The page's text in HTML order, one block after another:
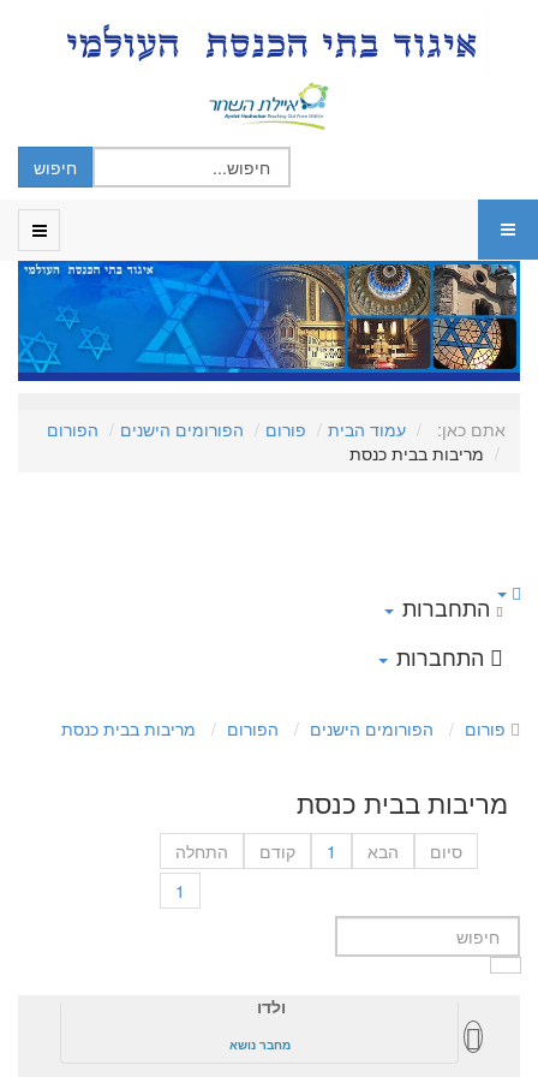
אתם כאן: עמוד הבית פורום הפורומים הישנים
הפורום
מריבות בבית כנסת
התחברות
התחברות
פורום הפורומים הישנים הפורום מריבות בבית כנסת
מריבות בבית כנסת
התחלה קודם 1 הבא
סיום
1
ולדו
מחבר נושא